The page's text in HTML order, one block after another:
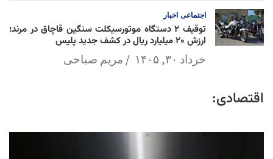
اجتماعی اخبار
توقیف ۲ دستگاه موتورسیکلت سنگین قاچاق در مرند؛
ارزش ۲۰ میلیارد ریال در کشف جدید پلیس
خرداد ۳۰, ۱۴۰۵ مریم صباحی
اقتصادی: